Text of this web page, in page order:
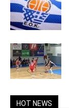
HOT NEWS